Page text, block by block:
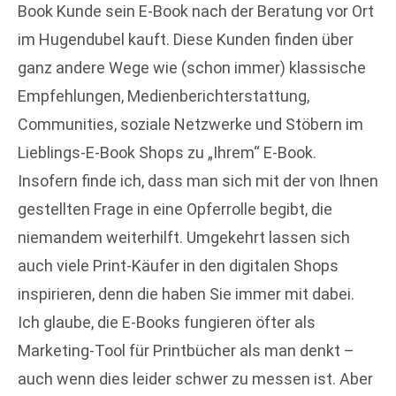
Book Kunde sein E-Book nach der Beratung vor Ort
im Hugendubel kauft. Diese Kunden finden über
ganz andere Wege wie (schon immer) klassische
Empfehlungen, Medienberichterstattung,
Communities, soziale Netzwerke und Stöbern im
Lieblings-E-Book Shops zu „Ihrem“ E-Book.
Insofern finde ich, dass man sich mit der von Ihnen
gestellten Frage in eine Opferrolle begibt, die
niemandem weiterhilft. Umgekehrt lassen sich
auch viele Print-Käufer in den digitalen Shops
inspirieren, denn die haben Sie immer mit dabei.
Ich glaube, die E-Books fungieren öfter als
Marketing-Tool für Printbücher als man denkt –
auch wenn dies leider schwer zu messen ist. Aber